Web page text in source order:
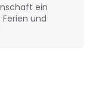
ein
und